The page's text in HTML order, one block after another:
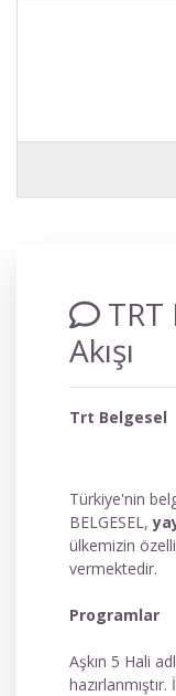
TRT
Akışı
Trt Belgesel
Türkiye'nin
BELGESEL,
ülkemizin
vermektedir.
Programlar
Aşkın 5 Hali